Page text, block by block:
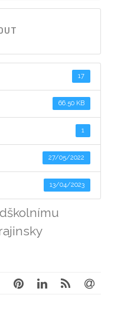
17
66.50 KB
1
27/05/2022
13/04/2023